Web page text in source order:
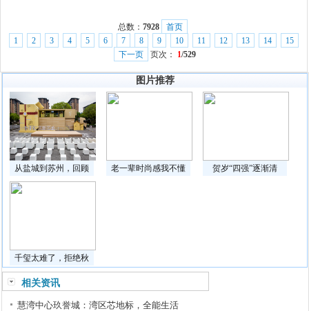
总数： 7928
首页
1
2 3 4 5 6 7 8 9 10 11 12 13 14
15
下一页
页次： 1/529
图片推荐
从盐城到苏州，回顾 老一辈时尚感我不懂 贺岁“四强”逐渐清
千玺太难了，拒绝秋
相关资讯
慧湾中心玖誉城：湾区芯地标，全能生活